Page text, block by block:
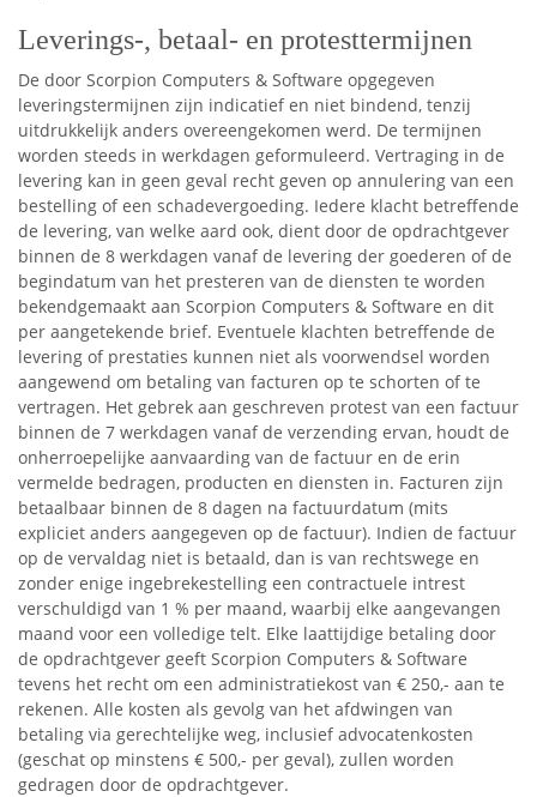
Leverings-, betaal- en protesttermijnen
De door Scorpion Computers & Software opgegeven
leveringstermijnen zijn indicatief en niet bindend, tenzij
uitdrukkelijk anders overeengekomen werd. De termijnen
worden steeds in werkdagen geformuleerd. Vertraging in de
levering kan in geen geval recht geven op annulering van een
bestelling of een schadevergoeding. Iedere klacht betreffende
de levering, van welke aard ook, dient door de opdrachtgever
binnen de 8 werkdagen vanaf de levering der goederen of de
begindatum van het presteren van de diensten te worden
bekendgemaakt aan Scorpion Computers & Software en dit
per aangetekende brief. Eventuele klachten betreffende de
levering of prestaties kunnen niet als voorwendsel worden
aangewend om betaling van facturen op te schorten of te
vertragen. Het gebrek aan geschreven protest van een factuur
binnen de 7 werkdagen vanaf de verzending ervan, houdt de
onherroepelijke aanvaarding van de factuur en de erin
vermelde bedragen, producten en diensten in. Facturen zijn
betaalbaar binnen de 8 dagen na factuurdatum (mits
expliciet anders aangegeven op de factuur). Indien de factuur
op de vervaldag niet is betaald, dan is van rechtswege en
zonder enige ingebrekestelling een contractuele intrest
verschuldigd van 1 % per maand, waarbij elke aangevangen
maand voor een volledige telt. Elke laattijdige betaling door
de opdrachtgever geeft Scorpion Computers & Software
tevens het recht om een administratiekost van € 250,- aan te
rekenen. Alle kosten als gevolg van het afdwingen van
betaling via gerechtelijke weg, inclusief advocatenkosten
(geschat op minstens € 500,- per geval), zullen worden
gedragen door de opdrachtgever.